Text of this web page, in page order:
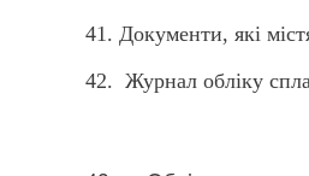
41. Документи, які
42. Журнал обліку